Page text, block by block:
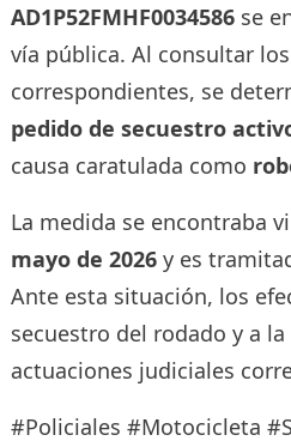
AD1P52FMHF0034586se
vía pública. Al consultar
correspondientes, se
pedido de secuestro
causa caratulada como
La medida se encontraba
mayo de 2026y es
Ante esta situación, los
secuestro del rodado y a
actuaciones judiciales
#Policiales #Motocicleta